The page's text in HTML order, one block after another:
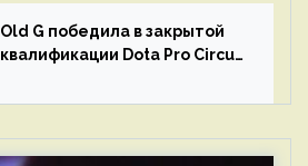
Old G победила в закрытой
квалификации Dota Pro Circuit